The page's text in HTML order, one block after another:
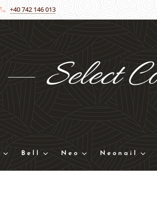
+40 742 146 013
Select
Bell Neo Neonail